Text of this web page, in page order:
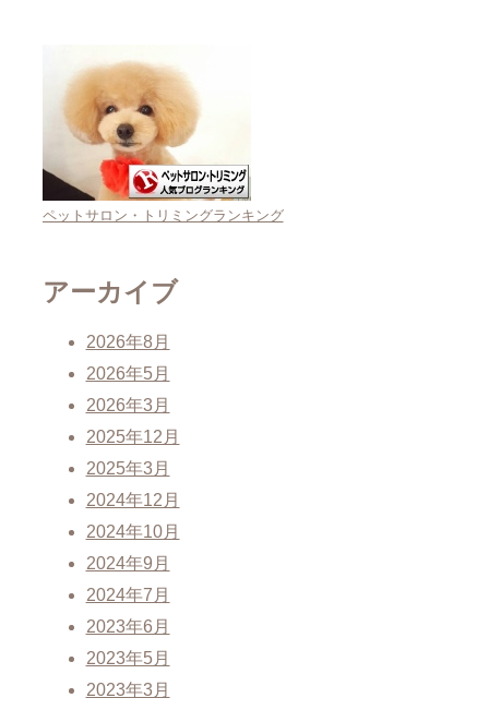
ペットサロン・トリミングランキング
アーカイブ
2026年8月
2026年5月
2026年3月
2025年12月
2025年3月
2024年12月
2024年10月
2024年9月
2024年7月
2023年6月
2023年5月
2023年3月